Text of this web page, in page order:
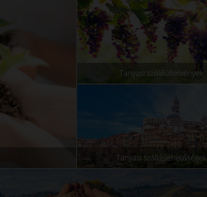
Tanyasi szőlőültetvények
Tanyasi szálláslehetőségek